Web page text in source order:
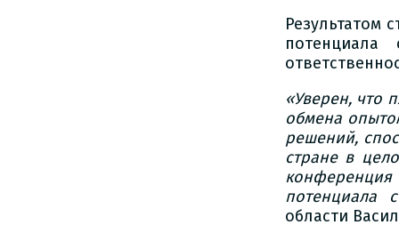
Результатом
потенциала
«Уверен, что
обмена
решений,
стране в
потенциала
области